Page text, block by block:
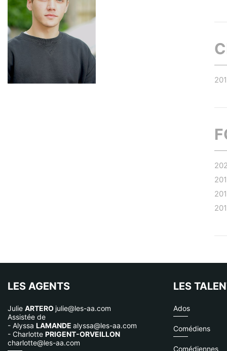
LES AGENTS
Julie ARTERO julie@les-aa.com
Assistée de
- Alyssa LAMANDE alyssa@les-aa.com
- Charlotte PRIGENT-ORVEILLON
charlotte@les-aa.com
LES
Ados
Comédiens
Comédiennes